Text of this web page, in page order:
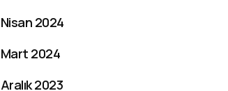
Nisan 2024
Mart 2024
Aralık 2023